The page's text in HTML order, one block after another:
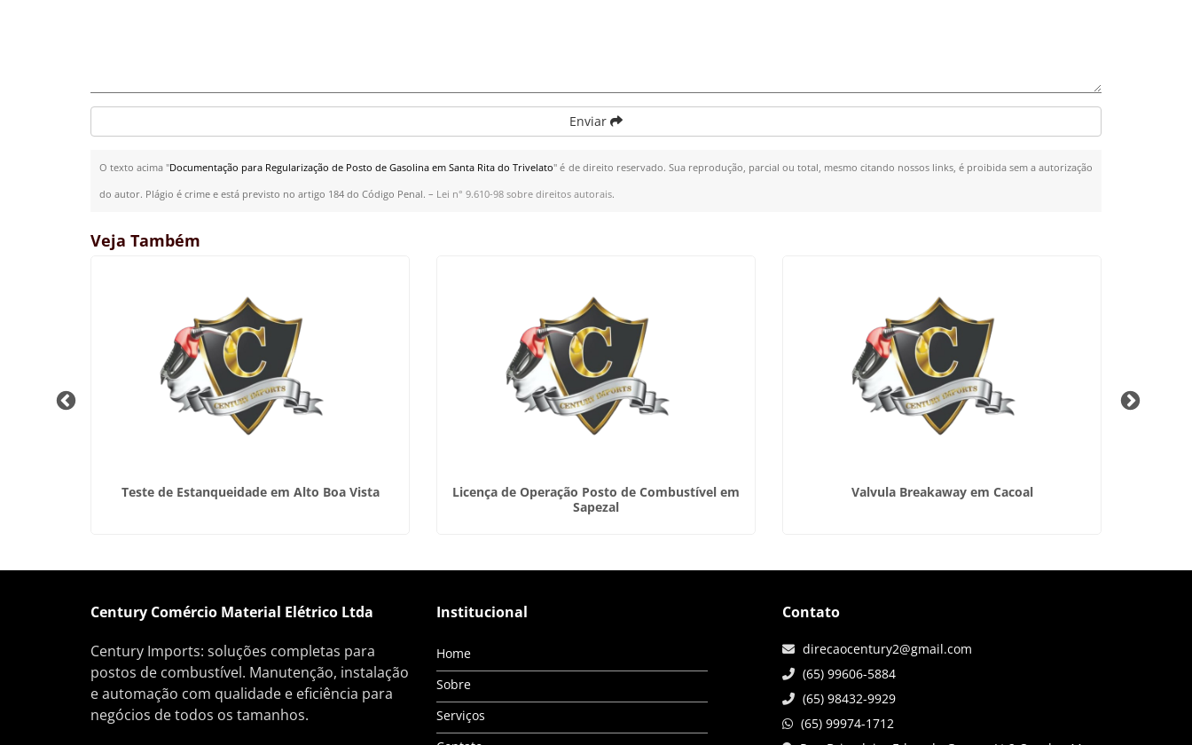
Enviar
O texto acima "Documentação para Regularização de Posto de Gasolina em Santa Rita do Trivelato" é de direito reservado. Sua reprodução, parcial ou total, mesmo citando nossos links, é proibida sem a autorização
do autor. Plágio é crime e está previsto no artigo 184 do Código Penal. – Lei n° 9.610-98 sobre direitos autorais.
Veja Também
Teste de Estanqueidade em Alto Boa Vista
Licença de Operação Posto de Combustível em
Sapezal
Valvula Breakaway em Cacoal
Century Comércio Material Elétrico Ltda
Century Imports: soluções completas para
postos de combustível. Manutenção, instalação
e automação com qualidade e eficiência para
negócios de todos os tamanhos.
Institucional
Home
Sobre
Serviços
Contato
direcaocentury2@gmail.com
(65) 99606-5884
(65) 98432-9929
(65) 99974-1712